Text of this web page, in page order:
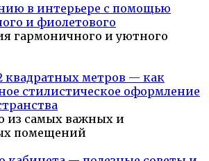
в интерьере с помощью
и фиолетового
гармоничного и уютного
квадратных метров — как
стилистическое оформление
из самых важных и
помещений